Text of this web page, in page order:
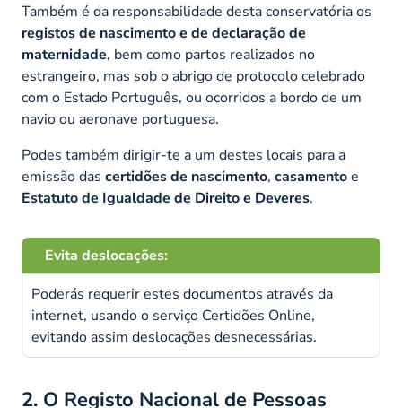
Também é da responsabilidade desta conservatória os
registos de nascimento e de declaração de
maternidade, bem como partos realizados no
estrangeiro, mas sob o abrigo de protocolo celebrado
com o Estado Português, ou ocorridos a bordo de um
navio ou aeronave portuguesa.
Podes também dirigir-te a um destes locais para a
emissão das certidões de nascimento, casamentoe
Estatuto de Igualdade de Direito e Deveres.
Evita deslocações:
Poderás requerir estes documentos através da
internet, usando o serviço Certidões Online,
evitando assim deslocações desnecessárias.
2. O Registo Nacional de Pessoas